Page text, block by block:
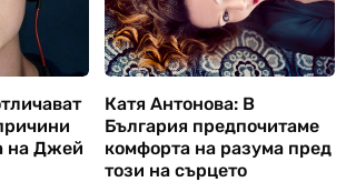
на Джей
Катя Антонова: В
България предпочитаме
комфорта на разума пред
този на сърцето